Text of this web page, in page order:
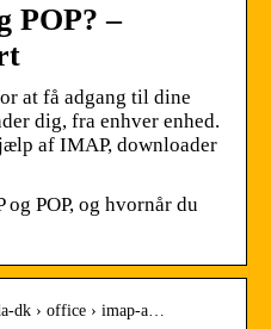
POP? –
at få adgang til dine
dig, fra enhver enhed.
af IMAP, downloader
POP, og hvornår du
dk › office › imap-a…